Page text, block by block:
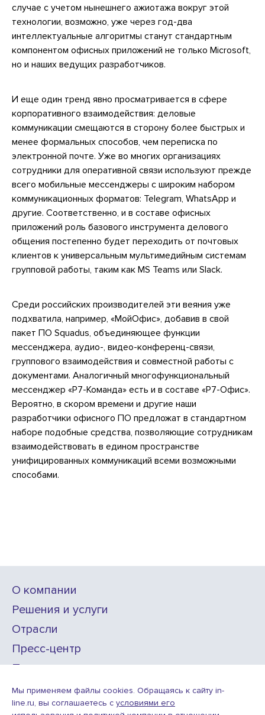
случае с учетом нынешнего ажиотажа вокруг этой
технологии, возможно, уже через год-два
интеллектуальные алгоритмы станут стандартным
компонентом офисных приложений не только Microsoft,
но и наших ведущих разработчиков.
И еще один тренд явно просматривается в сфере
корпоративного взаимодействия: деловые
коммуникации смещаются в сторону более быстрых и
менее формальных способов, чем переписка по
электронной почте. Уже во многих организациях
сотрудники для оперативной связи используют прежде
всего мобильные мессенджеры с широким набором
коммуникационных форматов: Telegram, WhatsApp и
другие. Соответственно, и в составе офисных
приложений роль базового инструмента делового
общения постепенно будет переходить от почтовых
клиентов к универсальным мультимедийным системам
групповой работы, таким как MS Teams или Slack.
Среди российских производителей эти веяния уже
подхватила, например, «МойОфис», добавив в свой
пакет ПО Squadus, объединяющее функции
мессенджера, аудио-, видео-конференц-связи,
группового взаимодействия и совместной работы с
документами. Аналогичный многофункциональный
мессенджер «Р7-Команда» есть и в составе «Р7-Офис».
Вероятно, в скором времени и другие наши
разработчики офисного ПО предложат в стандартном
наборе подобные средства, позволяющие сотрудникам
взаимодействовать в едином пространстве
унифицированных коммуникаций всеми возможными
способами.
О компании
Решения и услуги
Отрасли
Пресс-центр
Проекты
Карьера
Мы применяем файлы cookies. Обращаясь к сайту in-
line.ru, вы соглашаетесь с условиями его